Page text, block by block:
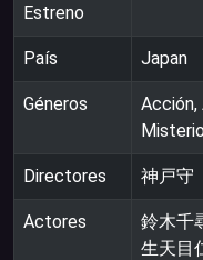
Estreno
País Japan
Géneros
Acción,
Directores 神戸守
Actores
鈴木千
生天目